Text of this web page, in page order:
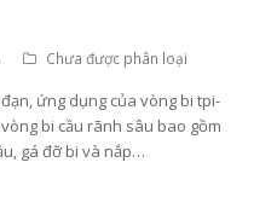
Chưa được phân loại
ứng dụng của vòng bi tpi-
bi cầu rãnh sâu bao gồm
gá đỡ bi và nắp…